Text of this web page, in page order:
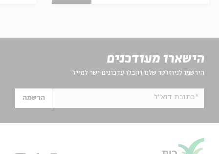
הישארו מעודכנים
הירשמו לניוזלטר שלנו וקבלו עדכונים ישר למייל
*כתובת דוא"ל הרשמה